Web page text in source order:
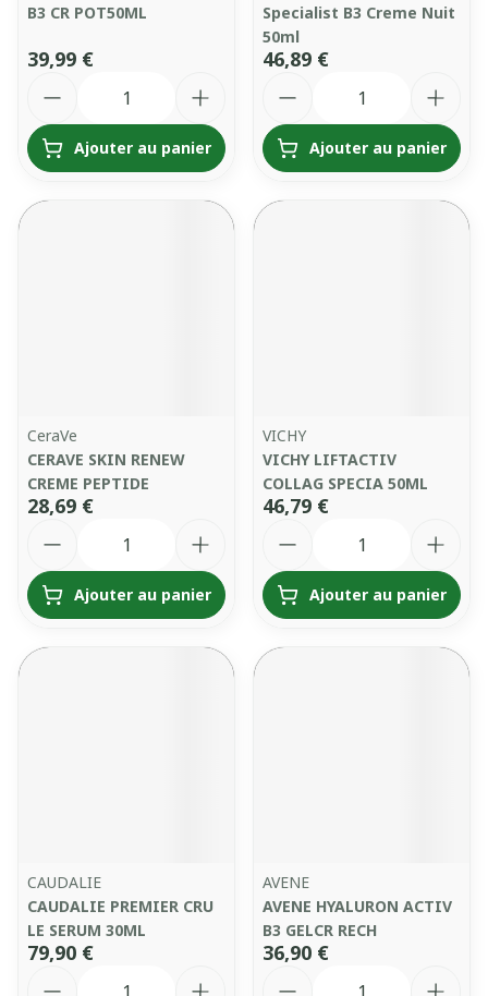
B3 CR POT50ML
39,99 €
Ajouter au panier
Specialist B3 Creme Nuit
50ml
46,89 €
Ajouter au panier
CeraVe
CERAVE SKIN RENEW
CREME PEPTIDE
28,69 €
Ajouter au panier
VICHY
VICHY LIFTACTIV
COLLAG SPECIA 50ML
46,79 €
Ajouter au panier
CAUDALIE
CAUDALIE PREMIER CRU
LE SERUM 30ML
79,90 €
AVENE
AVENE HYALURON ACTIV
B3 GELCR RECH
36,90 €